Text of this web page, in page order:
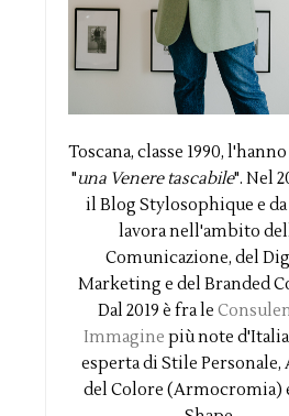
Toscana, classe 1990,
"una Venere tascabile". Nel
il Blog Stylosophique e
lavora nell'ambito
Comunicazione, del
Marketing e del Branded
Dal 2019 è fra le
Immagine più note
esperta di Stile Personale,
del Colore (Armocromia)